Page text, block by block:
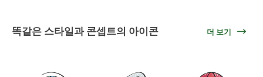
똑같은 스타일과 콘셉트의 아이콘 더 보기